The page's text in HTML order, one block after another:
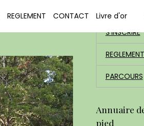
REGLEMENT CONTACT Livre d'or
S'INSCRIRE
REGLEMENT
PARCOURS
Annuaire
pied